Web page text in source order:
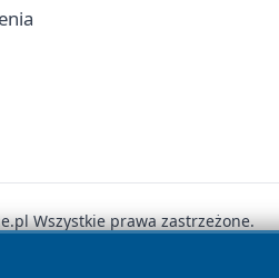
Wszystkie prawa zastrzeżone.